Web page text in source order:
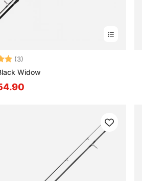
(3)
Widow